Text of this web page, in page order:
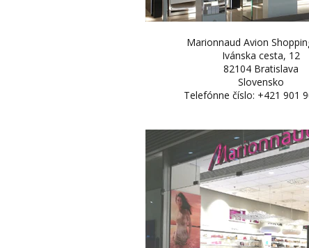
Marionnaud Avion
Ivánska cesta, 12
82104 Bratislava
Slovensko
Telefónne číslo: +421 901